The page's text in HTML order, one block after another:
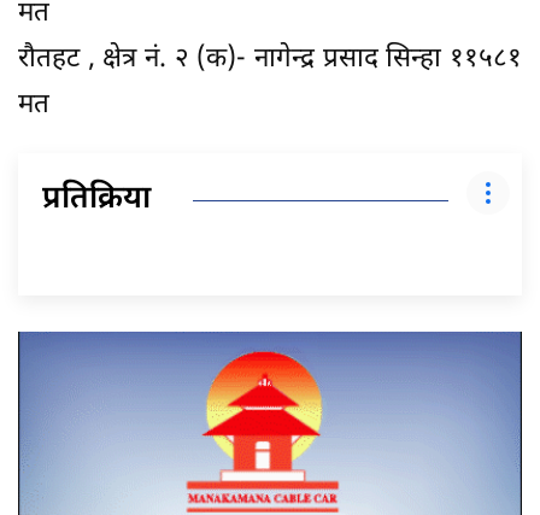
मत
रौतहट , क्षेत्र नं. २ (क)- नागेन्द्र प्रसाद सिन्‍हा ११५८१
मत
प्रतिक्रिया